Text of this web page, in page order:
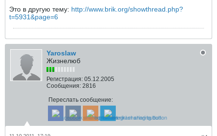
Это в другую тему: http://www.brik.org/showthread.php?
t=5931&page=6
Yaroslaw
Жизнелюб
Регистрация: 05.12.2005
Сообщения: 2816
Переслать сообщение: